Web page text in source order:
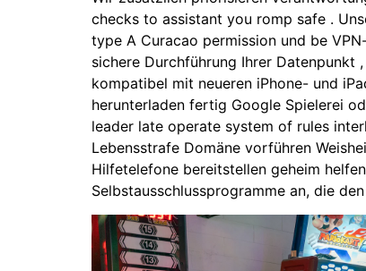
checks to assistant you romp safe .
type A Curacao permission und be
sichere Durchführung Ihrer Datenpunkt
kompatibel mit neueren iPhone- und
herunterladen fertig Google Spielerei
leader late operate system of rules
Lebensstrafe Domäne vorführen
Hilfetelefone bereitstellen geheim
Selbstausschlussprogramme an, die